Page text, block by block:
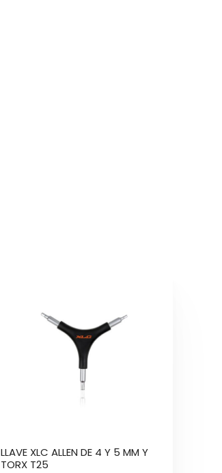
LLAVE XLC ALLEN DE 4 Y 5 MM Y
TORX T25